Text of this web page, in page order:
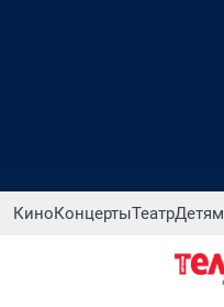
КиноКонцертыТеатрДетям